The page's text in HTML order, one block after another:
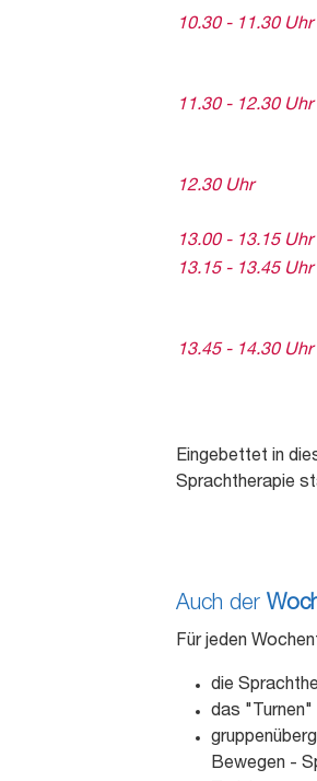
10.30 - 11.30 Uhr
11.30 - 12.30 Uhr
12.30 Uhr
13.00 - 13.15 Uhr
13.15 - 13.45 Uhr
13.45 - 14.30 Uhr
Eingebettet in
Sprachtherapie
Auch der
Für jeden
die
das "Turnen"
Bewegen -